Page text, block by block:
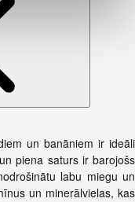
un banāniem ir ideāli
piena saturs ir barojošs
labu miegu un
un minerālvielas, kas